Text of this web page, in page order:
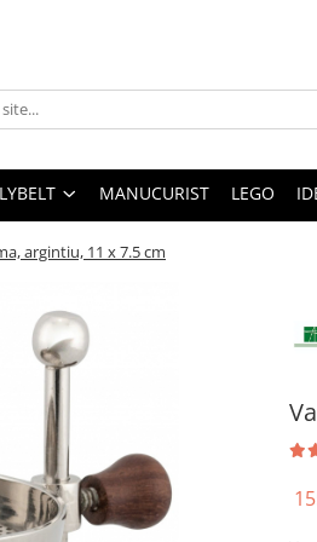
MANUCURIST LEGO
argintiu, 11 x 7.5 cm